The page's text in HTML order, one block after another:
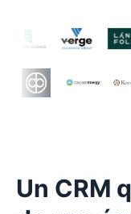
Un CRM